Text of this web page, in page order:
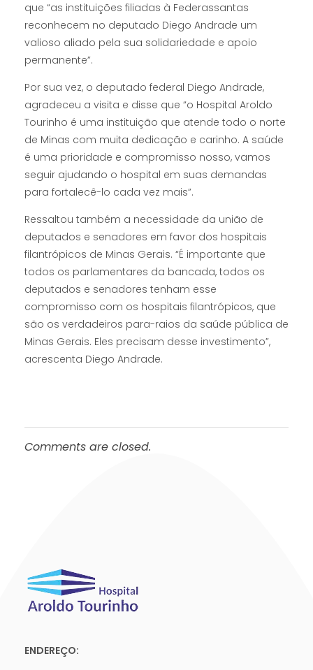
que “as instituições filiadas à Federassantas
reconhecem no deputado Diego Andrade um
valioso aliado pela sua solidariedade e apoio
permanente”.
Por sua vez, o deputado federal Diego Andrade,
agradeceu a visita e disse que “o Hospital Aroldo
Tourinho é uma instituição que atende todo o norte
de Minas com muita dedicação e carinho. A saúde
é uma prioridade e compromisso nosso, vamos
seguir ajudando o hospital em suas demandas
para fortalecê-lo cada vez mais”.
Ressaltou também a necessidade da união de
deputados e senadores em favor dos hospitais
filantrópicos de Minas Gerais. “É importante que
todos os parlamentares da bancada, todos os
deputados e senadores tenham esse
compromisso com os hospitais filantrópicos, que
são os verdadeiros para-raios da saúde pública de
Minas Gerais. Eles precisam desse investimento”,
acrescenta Diego Andrade.
Comments are closed.
ENDEREÇO: